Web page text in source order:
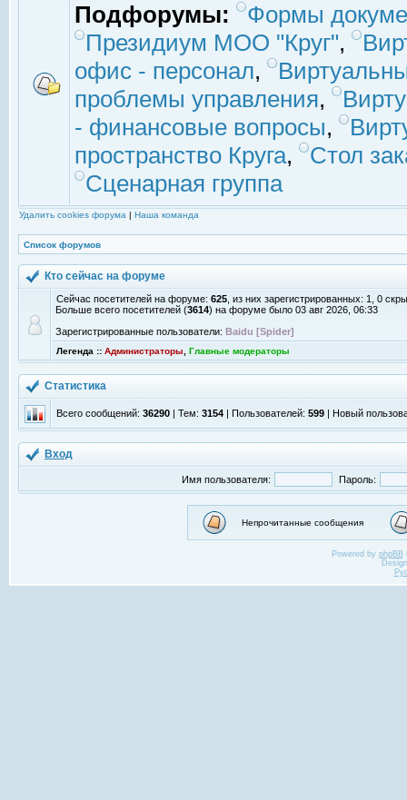
Подфорумы:
Формы
Президиум МОО "Круг",
офис - персонал,
проблемы управления,
- финансовые вопросы,
пространство Круга,
Стол
Сценарная группа
Удалить cookies форума | Наша команда
Список форумов
Кто сейчас на форуме
Сейчас посетителей на форуме: 625 , из них зарегистрированных: 1, 0
Больше всего посетителей (3614) на форуме было 03 авг 2026, 06:33
Зарегистрированные пользователи: Baidu [Spider]
Легенда :: Администраторы Главные модераторы
Статистика
Всего сообщений: 36290 | Тем: 3154 | Пользователей: 599 | Новый
Вход
Имя пользователя: Пароль:
Непрочитанные сообщения
Powered by phpBB